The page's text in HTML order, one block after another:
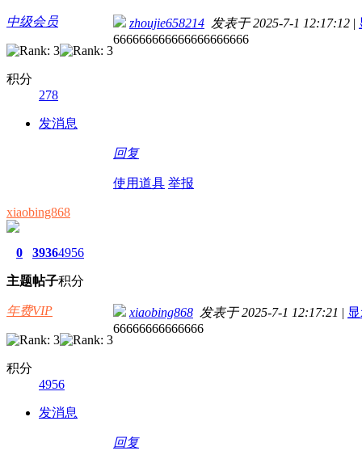
中级会员
积分
278
发消息
zhoujie658214 发表于 2025-7-1 12:17:12 |
666666666666666666666
回复
使用道具 举报
xiaobing868
0
主题
3936
帖子
4956
积分
年费VIP
积分
4956
发消息
xiaobing868 发表于 2025-7-1 12:17:21 |
66666666666666
回复